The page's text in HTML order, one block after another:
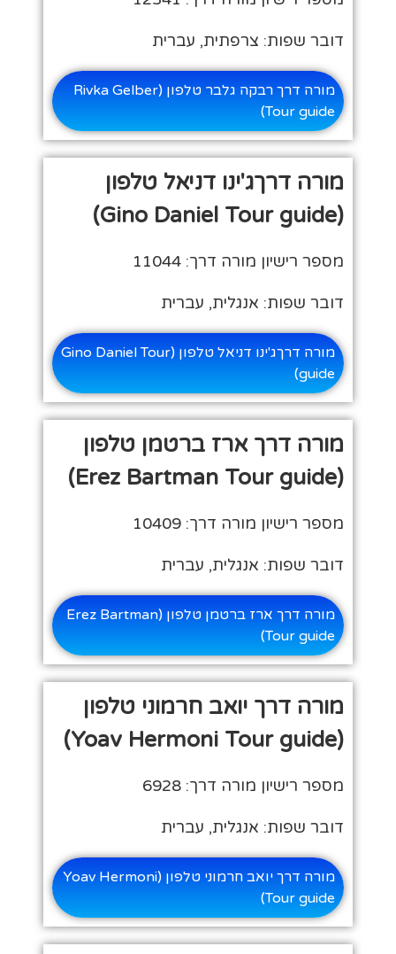
דובר שפות: צרפתית, עברית
מורה דרך רבקה גלבר טלפון (Rivka Gelber
Tour guide)
מורה דרךג'ינו דניאל טלפון
(Gino Daniel Tour guide)
מספר רישיון מורה דרך: 11044
דובר שפות: אנגלית, עברית
מורה דרךג'ינו דניאל טלפון (Gino Daniel Tour
guide)
מורה דרך ארז ברטמן טלפון
(Erez Bartman Tour guide)
מספר רישיון מורה דרך: 10409
דובר שפות: אנגלית, עברית
מורה דרך ארז ברטמן טלפון (Erez Bartman
Tour guide)
מורה דרך יואב חרמוני טלפון
(Yoav Hermoni Tour guide)
מספר רישיון מורה דרך: 6928
דובר שפות: אנגלית, עברית
מורה דרך יואב חרמוני טלפון (Yoav Hermoni
Tour guide)